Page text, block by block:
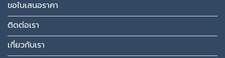
ขอใบเสนอราคา
ติดต่อเรา
เกี่ยวกับเรา